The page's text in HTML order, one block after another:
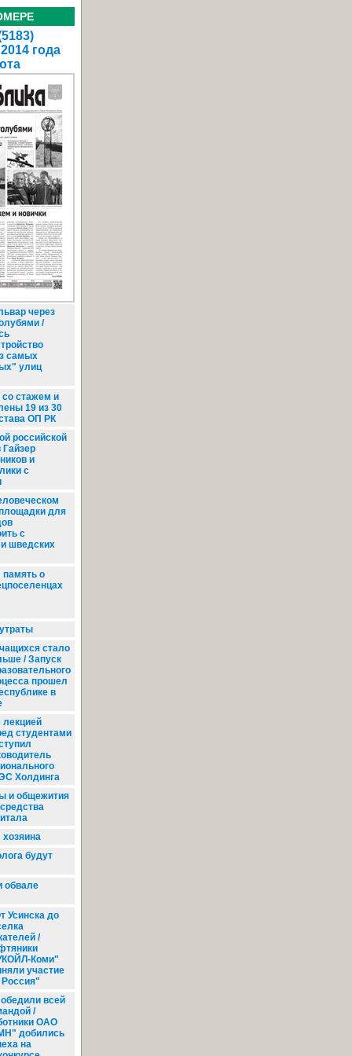
года
через
/
самых
улиц
стажем и
19 из 30
ОП РК
российской
и
с
для
с
шведских
память о
стало
/ Запуск
прошел
в
лекцией
студентами
Холдинга
и общежития
будут
обвале
Усинска до
/
Коми"
участие
всей
/
ОАО
добились
на